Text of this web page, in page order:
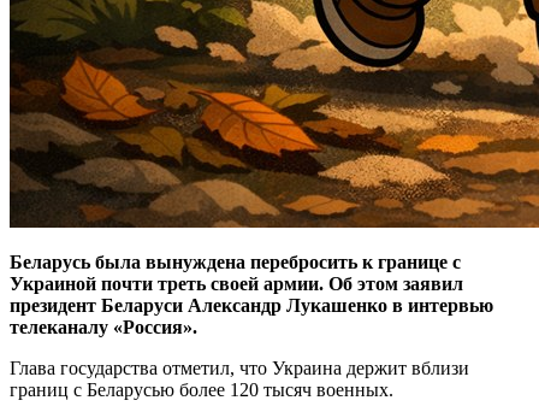
Беларусь была вынуждена перебросить к границе с
Украиной почти треть своей армии. Об этом заявил
президент Беларуси Александр Лукашенко в интервью
телеканалу «Россия».
Глава государства отметил, что Украина держит вблизи
границ с Беларусью более 120 тысяч военных.